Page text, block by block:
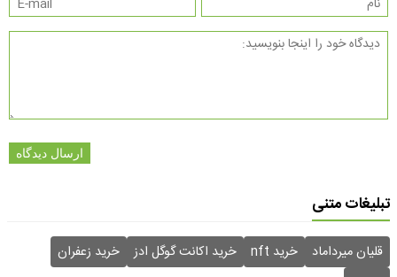
ارسال دیدگاه
تبلیغات متنی
قلیان میرداماد خرید nft خرید اکانت گوگل ادز
خرید زعفران